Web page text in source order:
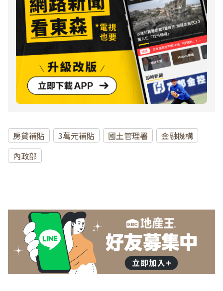
房貸補貼 3萬元補貼 國土管理署
金融機構
內政部